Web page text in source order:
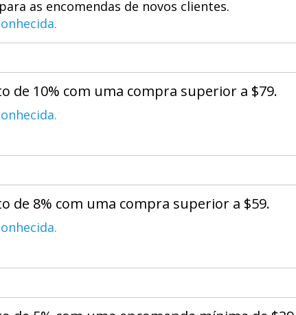
as encomendas de novos clientes.
de 10% com uma compra superior a $79.
de 8% com uma compra superior a $59.